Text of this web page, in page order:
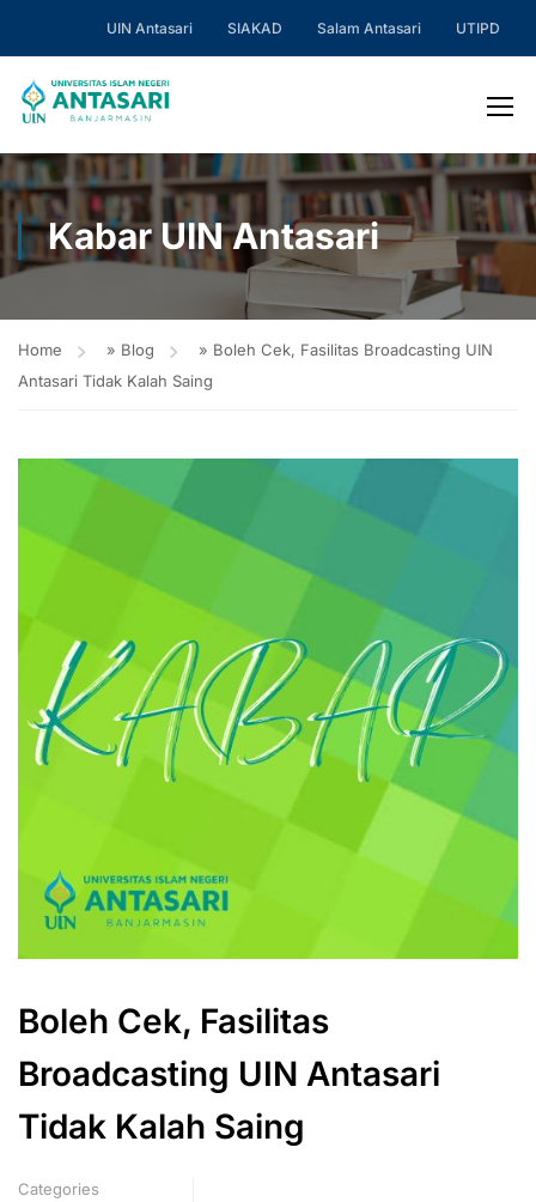
UIN Antasari SIAKAD Salam Antasari UTIPD
Kabar UIN Antasari
Home » Blog » Boleh Cek, Fasilitas Broadcasting UIN
Antasari Tidak Kalah Saing
Boleh Cek, Fasilitas
Broadcasting UIN Antasari
Tidak Kalah Saing
Categories